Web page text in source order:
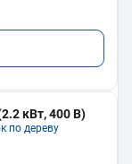
кВт, 400 В)
по дереву